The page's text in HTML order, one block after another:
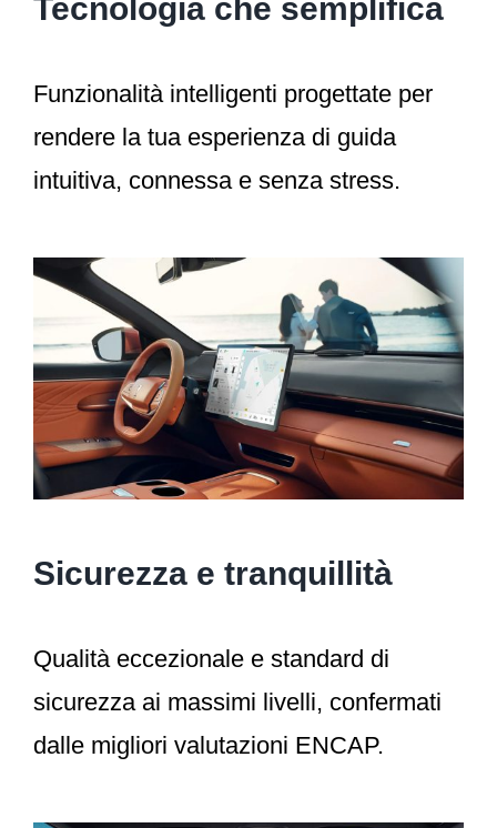
Tecnologia che semplifica
Funzionalità intelligenti progettate per
rendere la tua esperienza di guida
intuitiva, connessa e senza stress.
Sicurezza e tranquillità
Qualità eccezionale e standard di
sicurezza ai massimi livelli, confermati
dalle migliori valutazioni ENCAP.